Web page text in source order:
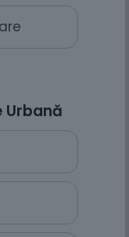
Urbană